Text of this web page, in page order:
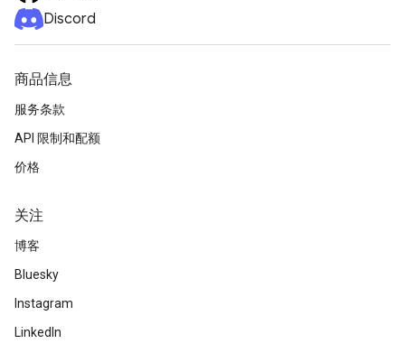
Discord
商品信息
服务条款
API 限制和配额
价格
关注
博客
Bluesky
Instagram
LinkedIn